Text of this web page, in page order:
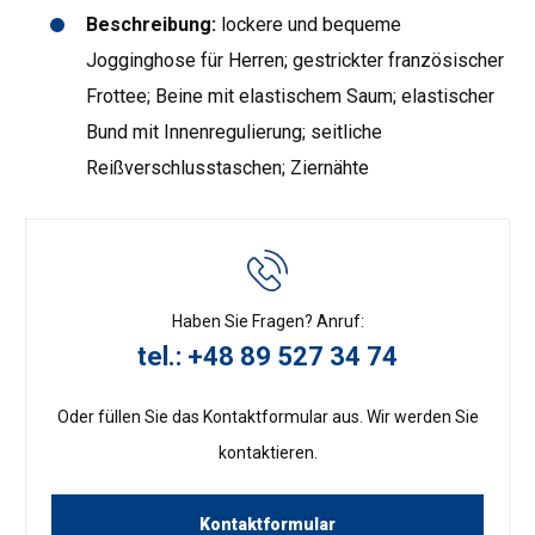
Beschreibung: lockere und bequeme
Jogginghose für Herren; gestrickter französischer
Frottee; Beine mit elastischem Saum; elastischer
Bund mit Innenregulierung; seitliche
Reißverschlusstaschen; Ziernähte
Haben Sie Fragen? Anruf:
tel.: +48 89 527 34 74
Oder füllen Sie das Kontaktformular aus. Wir werden Sie
kontaktieren.
Kontaktformular